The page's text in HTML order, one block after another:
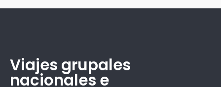
Viajes grupales
nacionales e